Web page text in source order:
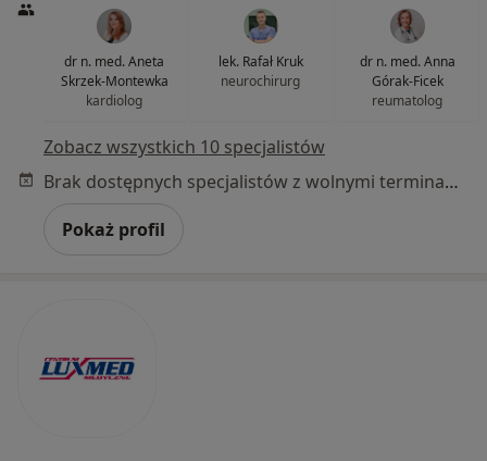
dr n. med. Aneta
Skrzek-Montewka
kardiolog
lek. Rafał Kruk
neurochirurg
dr n. med. Anna
Górak-Ficek
reumatolog
Zobacz wszystkich 10 specjalistów
Brak dostępnych specjalistów z wolnymi terminami w tym centrum medycznym.
Pokaż profil